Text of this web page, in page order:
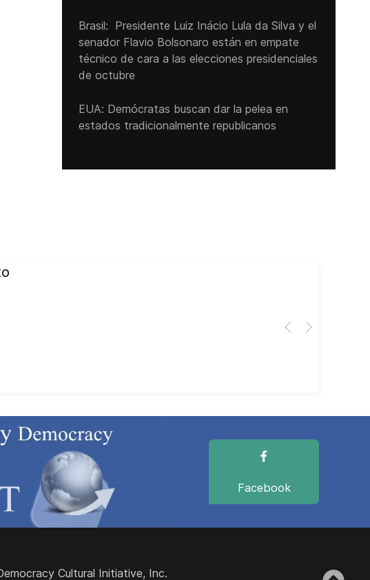
Brasil: Presidente Luiz Inácio Lula da Silva y el
senador Flavio ‌Bolsonaro están en empate
técnico de cara a las ‌elecciones presidenciales
de octubre
EUA: Demócratas buscan dar la pelea en
estados tradicionalmente republicanos
Facebook
Cultural Initiative, Inc.